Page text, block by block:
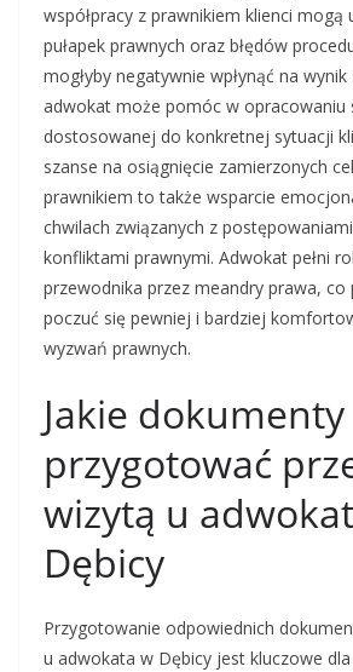
współpracy z prawnikiem klienci mogą
pułapek prawnych oraz błędów
mogłyby negatywnie wpłynąć na
adwokat może pomóc w opracowaniu
dostosowanej do konkretnej sytuacji
szanse na osiągnięcie zamierzonych
prawnikiem to także wsparcie
chwilach związanych z
konfliktami prawnymi. Adwokat pełni
przewodnika przez meandry prawa,
poczuć się pewniej i bardziej
wyzwań prawnych.
Jakie dokumenty
przygotować
wizytą u
Dębicy
Przygotowanie odpowiednich
u adwokata w Dębicy jest kluczowe